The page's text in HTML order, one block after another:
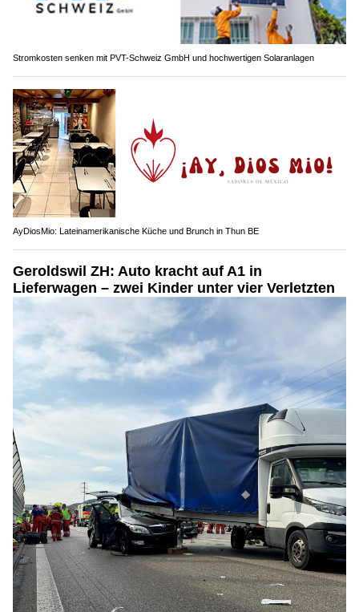
Stromkosten senken mit PVT-Schweiz GmbH und hochwertigen Solaranlagen
AyDiosMio: Lateinamerikanische Küche und Brunch in Thun BE
Geroldswil ZH: Auto kracht auf A1 in
Lieferwagen – zwei Kinder unter vier Verletzten